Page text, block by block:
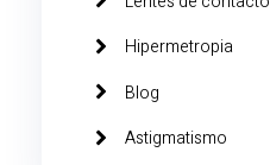
Hipermetropia
Blog
Astigmatismo